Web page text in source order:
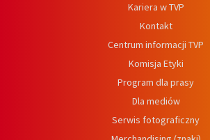
Kariera w TVP
Kontakt
Centrum informacji TVP
Komisja Etyki
Program dla prasy
Dla mediów
Serwis fotograficzny